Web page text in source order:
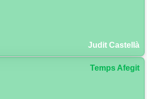
Judit Castellà
Temps Afegit